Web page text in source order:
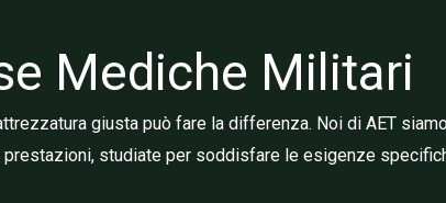
Mediche Militari
giusta può fare la differenza. Noi di AET
studiate per soddisfare le esigenze